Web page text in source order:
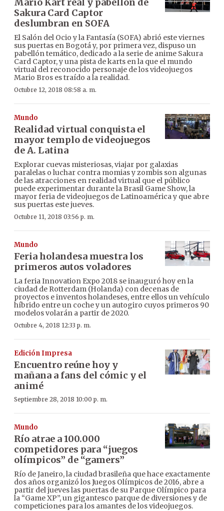
Sakura Card Captor
deslumbran en SOFA
El Salón del Ocio y la Fantasía (SOFA) abrió este viernes
sus puertas en Bogotá y, por primera vez, dispuso un
pabellón temático, dedicado a la serie de anime Sakura
Card Captor, y una pista de karts en la que el mundo
virtual del reconocido personaje de los videojuegos
Mario Bros es traído a la realidad.
Octubre 12, 2018 08:58 a. m.
Mundo
Realidad virtual conquista el
mayor templo de videojuegos
de A. Latina
Explorar cuevas misteriosas, viajar por galaxias
paralelas o luchar contra momias y zombis son algunas
de las atracciones en realidad virtual que el público
puede experimentar durante la Brasil Game Show, la
mayor feria de videojuegos de Latinoamérica y que abre
sus puertas este jueves.
Octubre 11, 2018 03:56 p. m.
Mundo
Feria holandesa muestra los
primeros autos voladores
La feria Innovation Expo 2018 se inauguró hoy en la
ciudad de Rotterdam (Holanda) con decenas de
proyectos e inventos holandeses, entre ellos un vehículo
híbrido entre un coche y un autogiro cuyos primeros 90
modelos volarán a partir de 2020.
Octubre 4, 2018 12:33 p. m.
Edición Impresa
Encuentro reúne hoy y
mañana a fans del cómic y el
animé
Septiembre 28, 2018 10:00 p. m.
Mundo
Río atrae a 100.000
competidores para “juegos
olímpicos” de “gamers”
Río de Janeiro, la ciudad brasileña que hace exactamente
dos años organizó los Juegos Olímpicos de 2016, abre a
partir del jueves las puertas de su Parque Olímpico para
la “Game XP”, un gigantesco parque de diversiones y de
competiciones para los amantes de los videojuegos.